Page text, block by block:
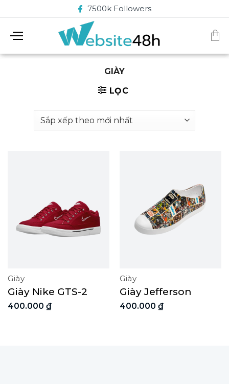
đến
7500k Followers
GIÀY
LỌC
Giày
Giày Nike GTS-2
400.000 ₫
Giày
Giày Jefferson
400.000 ₫